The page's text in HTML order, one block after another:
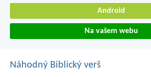
Android
Na vašem webu
Náhodný Biblický verš